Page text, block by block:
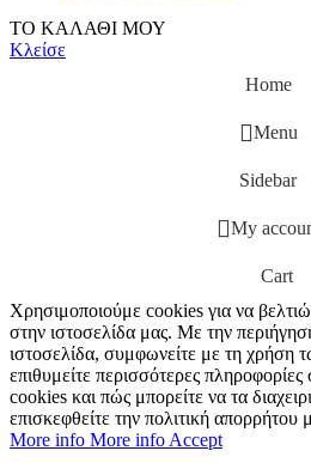
ΤΟ ΚΑΛΑΘΙ ΜΟΥ
Κλείσε
Home
Menu
Sidebar
My
Cart
Χρησιμοποιούμε cookies για να
στην ιστοσελίδα μας. Με την
ιστοσελίδα, συμφωνείτε με τη χρήση
επιθυμείτε περισσότερες
cookies και πώς μπορείτε να τα
επισκεφθείτε την πολιτική απορρήτου
More info More info Accept